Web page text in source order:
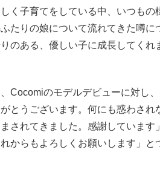
く子育てをしている中、いつもの
たりの娘について流れてきた噂に
のある、優しい子に成長してく
Cocomiのモデルデビューに対し
とうございます。何にも惑わされ
されてきました。感謝していま
からもよろしくお願いします」と